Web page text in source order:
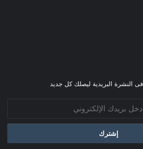
النشرة البريدية ليصلك كل جديد